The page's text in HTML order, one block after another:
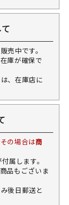
売中です。
庫が確保で
、在庫店に
の場合は商
属します。
品もございま
後日郵送と